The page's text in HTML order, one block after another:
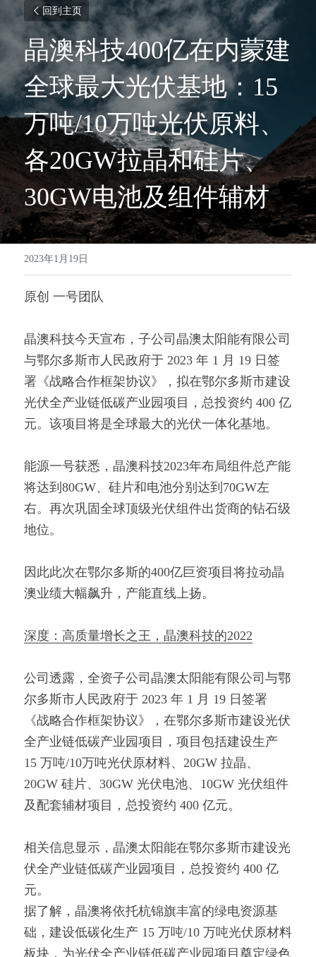
回到主页
晶澳科技400亿在内蒙建
全球最大光伏基地：15
万吨/10万吨光伏原料、
各20GW拉晶和硅片、
30GW电池及组件辅材
2023年1月19日
原创 一号团队
晶澳科技今天宣布，子公司晶澳太阳能有限公司
与鄂尔多斯市人民政府于 2023 年 1 月 19 日签
署《战略合作框架协议》，拟在鄂尔多斯市建设
光伏全产业链低碳产业园项目，总投资约 400 亿
元。该项目将是全球最大的光伏一体化基地。
能源一号获悉，晶澳科技2023年布局组件总产能
将达到80GW、硅片和电池分别达到70GW左
右。再次巩固全球顶级光伏组件出货商的钻石级
地位。
因此此次在鄂尔多斯的400亿巨资项目将拉动晶
澳业绩大幅飙升，产能直线上扬。
深度：高质量增长之王，晶澳科技的2022
公司透露，全资子公司晶澳太阳能有限公司与鄂
尔多斯市人民政府于 2023 年 1 月 19 日签署
《战略合作框架协议》，在鄂尔多斯市建设光伏
全产业链低碳产业园项目，项目包括建设生产
15 万吨/10万吨光伏原材料、20GW 拉晶、
20GW 硅片、30GW 光伏电池、10GW 光伏组件
及配套辅材项目，总投资约 400 亿元。
相关信息显示，晶澳太阳能在鄂尔多斯市建设光
伏全产业链低碳产业园项目，总投资约 400 亿
元。
据了解，晶澳将依托杭锦旗丰富的绿电资源基
础，建设低碳化生产 15 万吨/10 万吨光伏原材料
板块，为光伏全产业链低碳产业园项目奠定绿色